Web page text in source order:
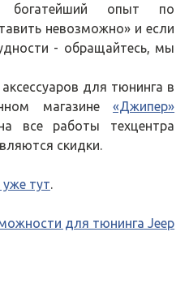
богатейший опыт по
невозможно» и если
- обращайтесь, мы
для тюнинга в
магазине«Джипер»
все работы техцентра
скидки.
тут.
для тюнинга Jeep